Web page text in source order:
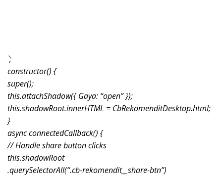
`;
constructor() {
super();
this.attachShadow({ Gaya: “open” });
this.shadowRoot.innerHTML = CbRekomenditDesktop.html;
}
async connectedCallback() {
// Handle share button clicks
this.shadowRoot
.querySelectorAll(“.cb-rekomendit__share-btn”)